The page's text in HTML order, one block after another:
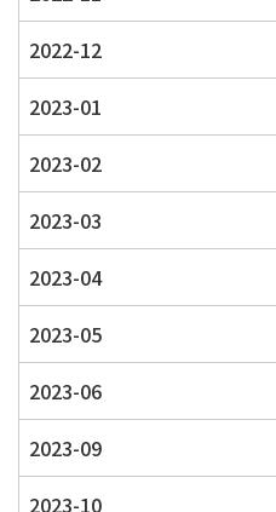
2022-12
2023-01
2023-02
2023-03
2023-04
2023-05
2023-06
2023-09
2023-10